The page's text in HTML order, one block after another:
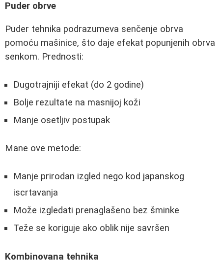
Puder obrve
Puder tehnika podrazumeva senčenje obrva
pomoću mašinice, što daje efekat popunjenih obrva
senkom. Prednosti:
Dugotrajniji efekat (do 2 godine)
Bolje rezultate na masnijoj koži
Manje osetljiv postupak
Mane ove metode:
Manje prirodan izgled nego kod japanskog
iscrtavanja
Može izgledati prenaglašeno bez šminke
Teže se koriguje ako oblik nije savršen
Kombinovana tehnika